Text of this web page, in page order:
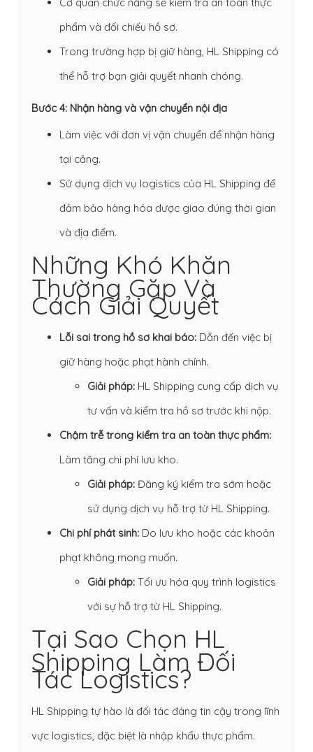
phẩm và đối chiếu hồ sơ.
Trong trường hợp bị giữ hàng, HL Shipping có
thể hỗ trợ bạn giải quyết nhanh chóng.
Bước 4: Nhận hàng và vận chuyển nội địa
Làm việc với đơn vị vận chuyển để nhận hàng
tại cảng.
Sử dụng dịch vụ logistics của HL Shipping để
đảm bảo hàng hóa được giao đúng thời gian
và địa điểm.
Những Khó Khăn
Thường Gặp Và
Cách Giải Quyết
Lỗi sai trong hồ sơ khai báo: Dẫn đến việc bị
giữ hàng hoặc phạt hành chính.
Giải pháp: HL Shipping cung cấp dịch vụ
tư vấn và kiểm tra hồ sơ trước khi nộp.
Chậm trễ trong kiểm tra an toàn thực phẩm:
Làm tăng chi phí lưu kho.
Giải pháp: Đăng ký kiểm tra sớm hoặc
sử dụng dịch vụ hỗ trợ từ HL Shipping.
Chi phí phát sinh: Do lưu kho hoặc các khoản
phạt không mong muốn.
Giải pháp: Tối ưu hóa quy trình logistics
với sự hỗ trợ từ HL Shipping.
Tại Sao Chọn HL
Shipping Làm Đối
Tác Logistics?
HL Shipping tự hào là đối tác đáng tin cậy trong lĩnh
vực logistics, đặc biệt là nhập khẩu thực phẩm.